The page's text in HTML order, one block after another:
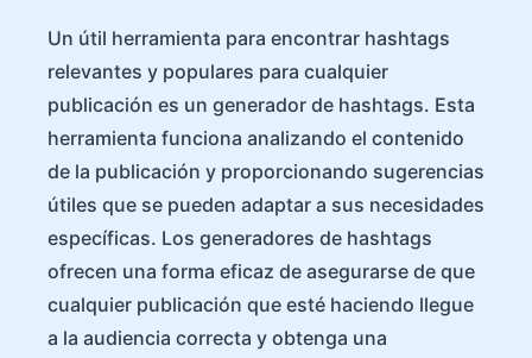
Un útil herramienta para encontrar hashtags
relevantes y populares para cualquier
publicación es un generador de hashtags. Esta
herramienta funciona analizando el contenido
de la publicación y proporcionando sugerencias
útiles que se pueden adaptar a sus necesidades
específicas. Los generadores de hashtags
ofrecen una forma eficaz de asegurarse de que
cualquier publicación que esté haciendo llegue
a la audiencia correcta y obtenga una